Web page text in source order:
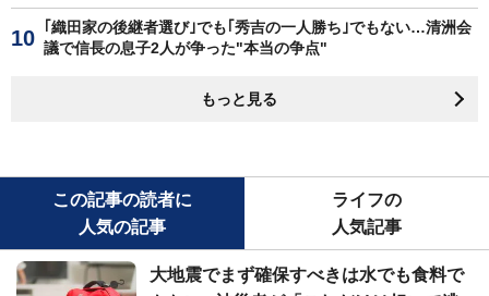
｢織田家の後継者選び｣でも｢秀吉の一人勝ち｣でもない…清洲会
議で信長の息子2人が争った"本当の争点"
もっと見る
この記事の読者に
人気の記事
ライフの
人気記事
大地震でまず確保すべきは水でも食料で